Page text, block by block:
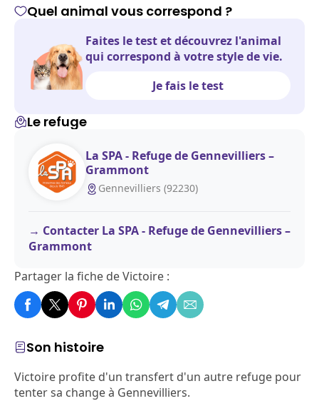
Son histoire
Victoire profite d'un transfert d'un autre refuge pour
tenter sa change à Gennevilliers.
Quel animal vous correspond ?
Faites le test et découvrez l'animal
qui correspond à votre style de vie.
Je fais le test
Le refuge
La SPA - Refuge de Gennevilliers –
Grammont
Gennevilliers (92230)
Contacter La SPA - Refuge de Gennevilliers –
Grammont
Partager la fiche de Victoire :